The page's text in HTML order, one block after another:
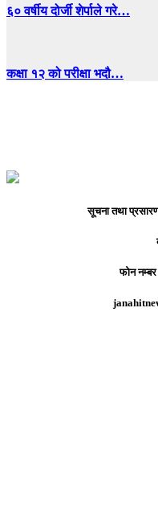
६० वर्षीय दोर्जी शेर्पाले गरे…
कक्षा १२ को परीक्षा भदौ…
सूचना तथा
फोन